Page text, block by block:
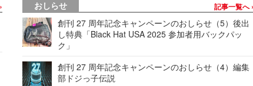
おしらせ 記事一覧へ
創刊 27 周年記念キャンペーンのおしらせ（5）後出
し特典「Black Hat USA 2025 参加者用バックパッ
ク」
創刊 27 周年記念キャンペーンのおしらせ（4）編集
部ドジっ子伝説